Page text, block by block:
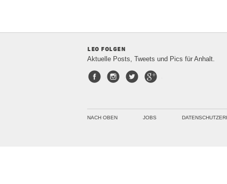
leo folgen
Aktuelle Posts, Tweets und Pics für Anhalt.
FacebookInstagram
Twitter
NACH OBEN JOBS